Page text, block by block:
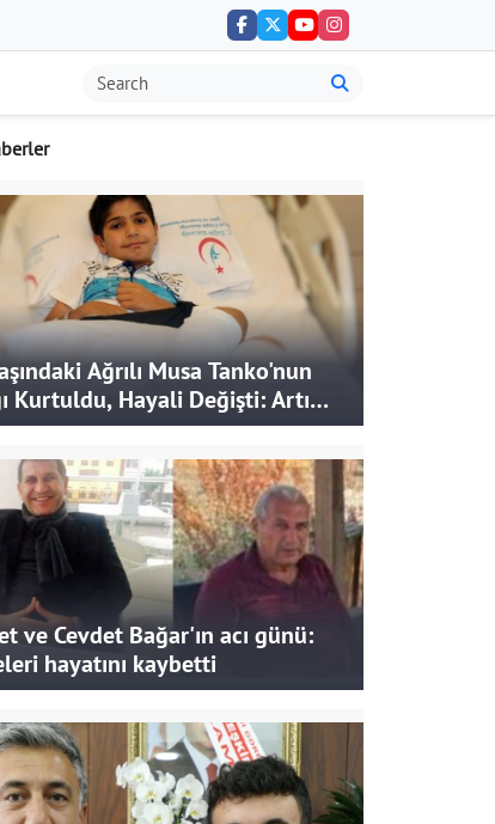
Ağrılı Musa Tanko'nun
Kurtuldu, Hayali Değişti: Artık
Olmak İstiyor
ve Cevdet Bağar'ın acı günü:
hayatını kaybetti